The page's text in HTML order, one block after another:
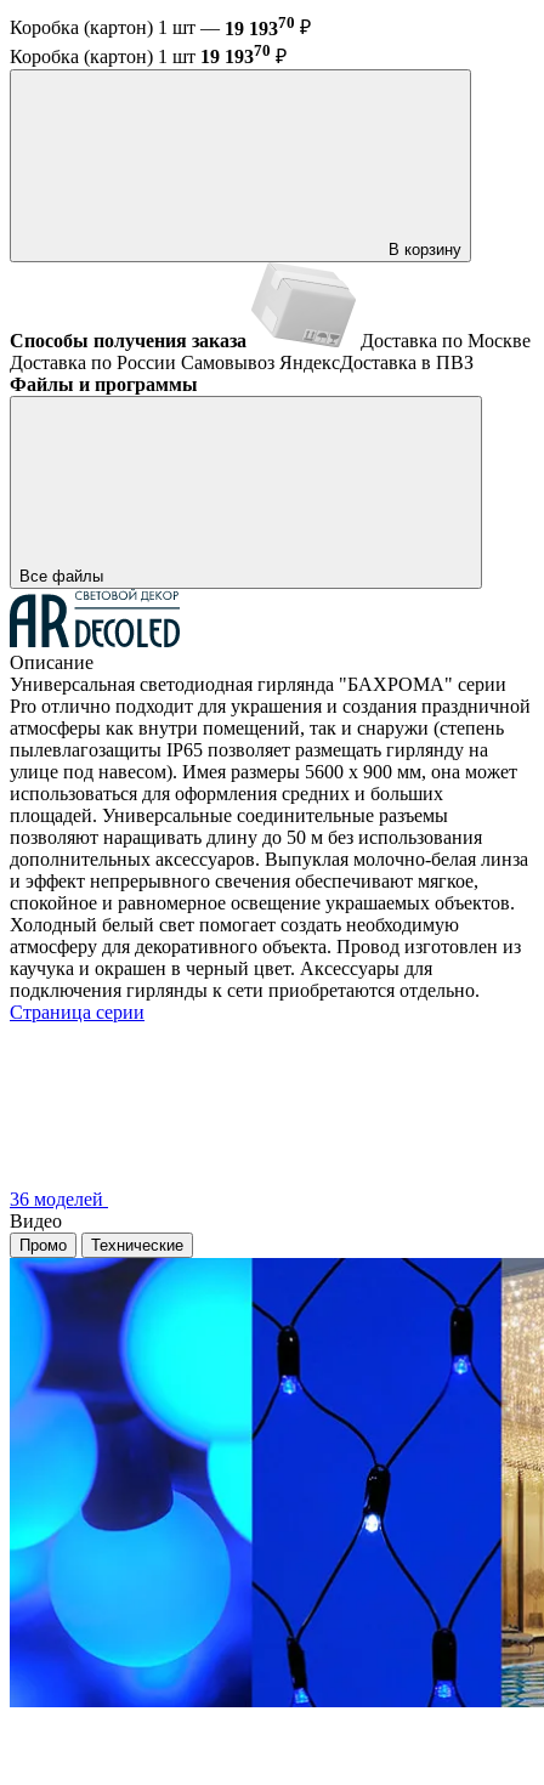
Коробка (картон) 1 шт — 19 19370 ₽
Коробка (картон) 1 шт 19 19370 ₽
В корзину
Способы получения заказа
Доставка по Москве
Доставка по России Самовывоз ЯндексДоставка в ПВЗ
Файлы и программы
Все файлы
Описание
Универсальная светодиодная гирлянда "БАХРОМА" серии
Pro отлично подходит для украшения и создания праздничной
атмосферы как внутри помещений, так и снаружи (степень
пылевлагозащиты IP65 позволяет размещать гирлянду на
улице под навесом). Имея размеры 5600 x 900 мм, она может
использоваться для оформления средних и больших
площадей. Универсальные соединительные разъемы
позволяют наращивать длину до 50 м без использования
дополнительных аксессуаров. Выпуклая молочно-белая линза
и эффект непрерывного свечения обеспечивают мягкое,
спокойное и равномерное освещение украшаемых объектов.
Холодный белый свет помогает создать необходимую
атмосферу для декоративного объекта. Провод изготовлен из
каучука и окрашен в черный цвет. Аксессуары для
подключения гирлянды к сети приобретаются отдельно.
Страница серии
36 моделей
Видео
Промо Технические